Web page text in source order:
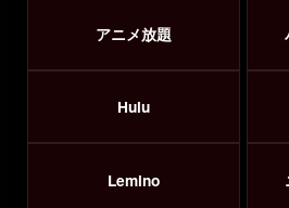
アニメ放題
Hulu
Lemino